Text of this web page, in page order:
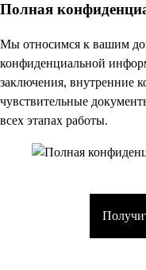
Полная
Мы относимся к вашим
конфиденциальной
заключения, внутренние
чувствительные
всех этапах работы.